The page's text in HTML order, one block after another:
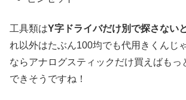
工具類はY字ドライバだけ別で探さない
れ以外はたぶん100均でも代用きくんじ
ならアナログスティックだけ買えばもっ
できそうですね！